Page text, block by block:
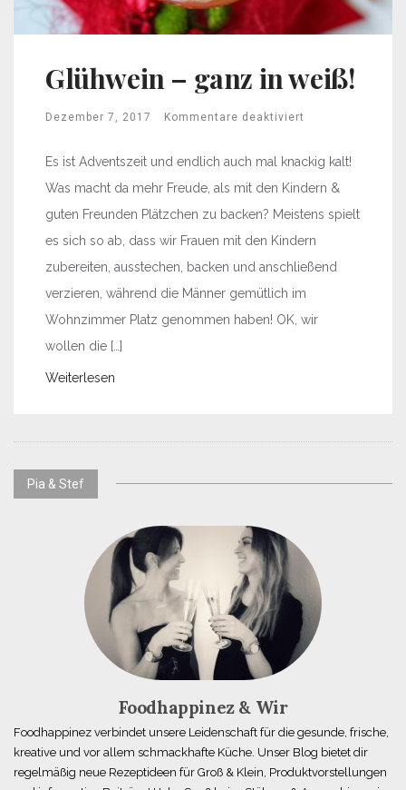
Glühwein – ganz in weiß!
Dezember 7, 2017 Kommentare deaktiviert
Es ist Adventszeit und endlich auch mal knackig kalt!
Was macht da mehr Freude, als mit den Kindern &
guten Freunden Plätzchen zu backen? Meistens spielt
es sich so ab, dass wir Frauen mit den Kindern
zubereiten, ausstechen, backen und anschließend
verzieren, während die Männer gemütlich im
Wohnzimmer Platz genommen haben! OK, wir
wollen die […]
Weiterlesen
Pia & Stef
Foodhappinez & Wir
Foodhappinez verbindet unsere Leidenschaft für die gesunde, frische,
kreative und vor allem schmackhafte Küche. Unser Blog bietet dir
regelmäßig neue Rezeptideen für Groß & Klein, Produktvorstellungen